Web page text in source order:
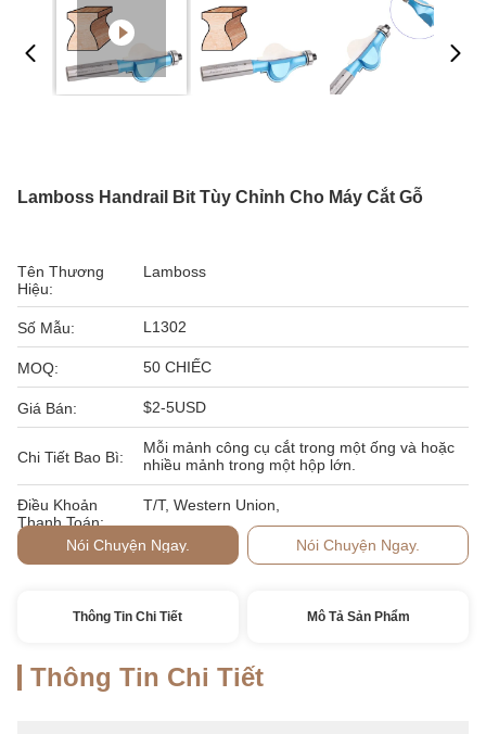
Lamboss Handrail Bit Tùy Chỉnh Cho Máy Cắt Gỗ
Tên Thương
Hiệu:
Lamboss
Số Mẫu: L1302
MOQ: 50 CHIẾC
Giá Bán: $2-5USD
Chi Tiết Bao Bì:
Mỗi mảnh công cụ cắt trong một ống và hoặc
nhiều mảnh trong một hộp lớn.
Điều Khoản
Thanh Toán:
T/T, Western Union,
Nói Chuyện Ngay. Nói Chuyện Ngay.
Thông Tin Chi Tiết Mô Tả Sản Phẩm
Thông Tin Chi Tiết